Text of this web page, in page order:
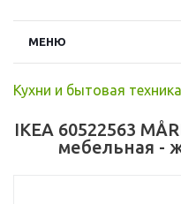
МЕНЮ
Кухни и бытовая техника
IKEA 60522563
мебельная -